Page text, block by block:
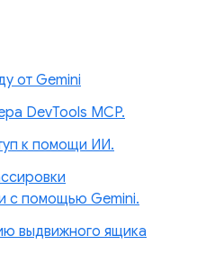
от Gemini
DevTools MCP.
к помощи ИИ.
с помощью Gemini.
выдвижного ящика